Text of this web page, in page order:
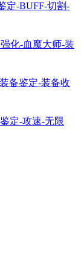
定-BUFF-切割-
化-血魔大师-装
备鉴定-装备收
定-攻速-无限